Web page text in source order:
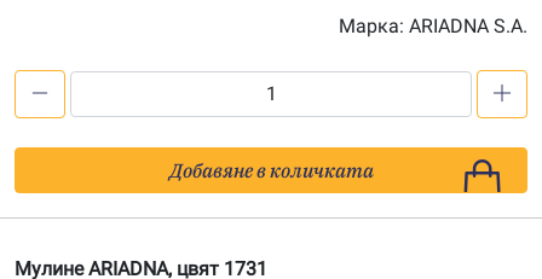
Марка: ARIADNA S.A.
Мулине
АRIADNA
Добавяне в количката
Мулине ARIADNA, цвят 1731